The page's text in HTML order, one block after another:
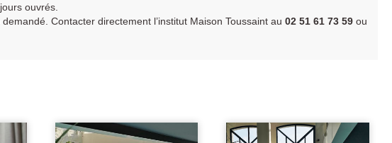
ouvrés.
Contacter directement l’institut Maison Toussaint au 02 51 61 73 59ou